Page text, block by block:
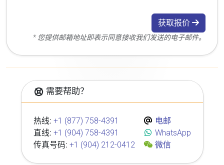
获取报价
* 您提供邮箱地址即表示同意接收我们发送的电子邮件。
需要帮助？
热线: +1 (877) 758-4391
直线: +1 (904) 758-4391
传真号码: +1 (904) 212-0412
电邮
WhatsApp
微信